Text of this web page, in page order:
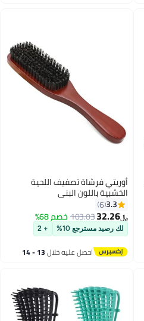
أوريتي فرشاة تصفيف اللحية
الخشبية باللون البني
3.3
6
﷼‏32.26
103.03خصم 68%
لك رصيد مسترجع 10% + 2
احصل عليه خلال 13 - 14